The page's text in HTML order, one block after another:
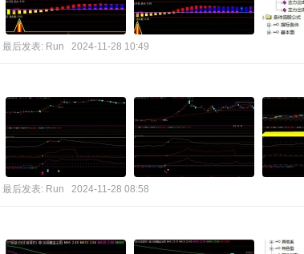
最后发表: Run 2024-11-28 10:49
最后发表: Run 2024-11-28 08:58